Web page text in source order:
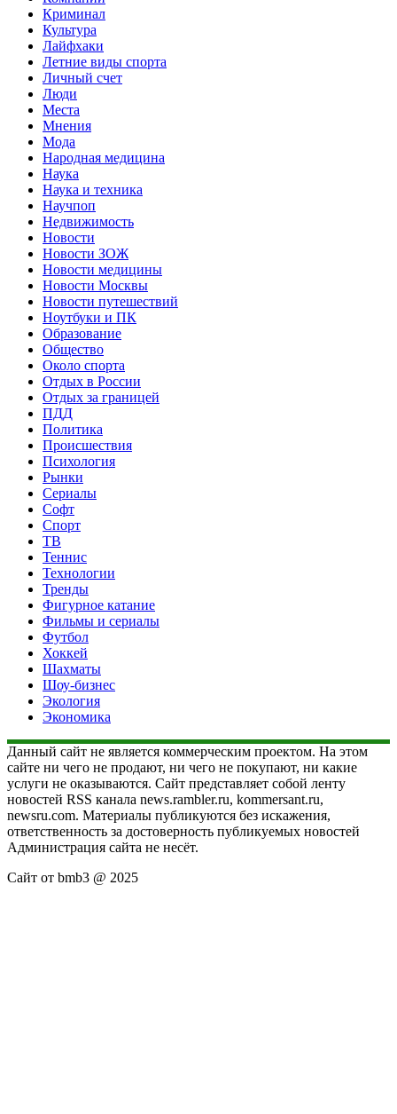
Криминал
Культура
Лайфхаки
Летние виды спорта
Личный счет
Люди
Места
Мнения
Мода
Народная медицина
Наука
Наука и техника
Научпоп
Недвижимость
Новости
Новости ЗОЖ
Новости медицины
Новости Москвы
Новости путешествий
Ноутбуки и ПК
Образование
Общество
Около спорта
Отдых в России
Отдых за границей
ПДД
Политика
Происшествия
Психология
Рынки
Сериалы
Софт
Спорт
ТВ
Теннис
Технологии
Тренды
Фигурное катание
Фильмы и сериалы
Футбол
Хоккей
Шахматы
Шоу-бизнес
Экология
Экономика
Данный сайт не является коммерческим проектом. На этом
сайте ни чего не продают, ни чего не покупают, ни какие
услуги не оказываются. Сайт представляет собой ленту
новостей RSS канала news.rambler.ru, kommersant.ru,
newsru.com. Материалы публикуются без искажения,
ответственность за достоверность публикуемых новостей
Администрация сайта не несёт.
Сайт от bmb3 @ 2025